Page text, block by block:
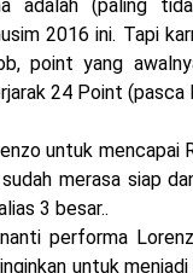
R 2023
Alex Rins berhasil
Ninja ZX-4RR
Yard Built 2023 Resmi
resmi merilis
adalah (paling
2016 ini. Tapi
point yang
24 Point (pasca
untuk mencapai
merasa siap
3 besar..
performa
untuk